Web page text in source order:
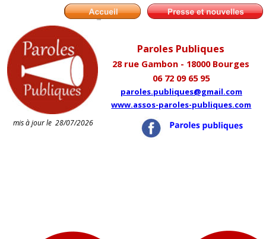
Paroles Publiques
28 rue Gambon - 18000 Bourges
06 72 09 65 95
paroles.publiques@gmail.com
www.assos-paroles-publiques.com
mis à jour le  28/07/2026